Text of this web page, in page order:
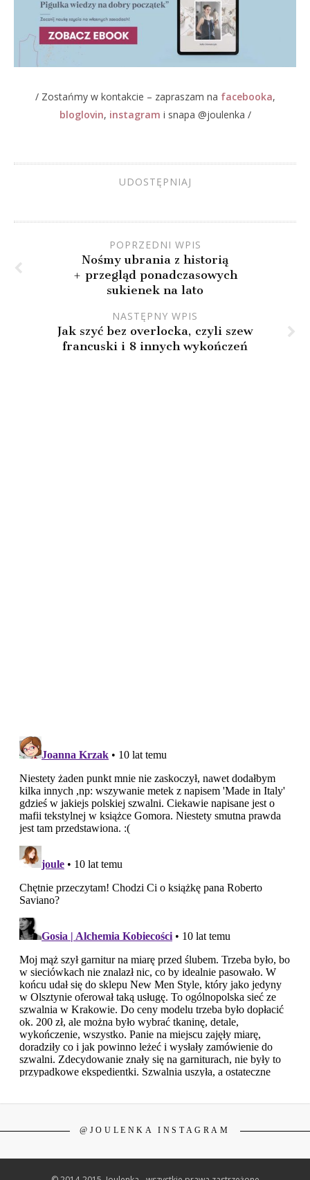
/ Zostańmy w kontakcie – zapraszam na facebooka,
bloglovin, instagram i snapa @joulenka /
UDOSTĘPNIAJ
POPRZEDNI WPIS
Nośmy ubrania z historią
+ przegląd ponadczasowych
sukienek na lato
NASTĘPNY WPIS
Jak szyć bez overlocka, czyli szew
francuski i 8 innych wykończeń
@JOULENKA INSTAGRAM